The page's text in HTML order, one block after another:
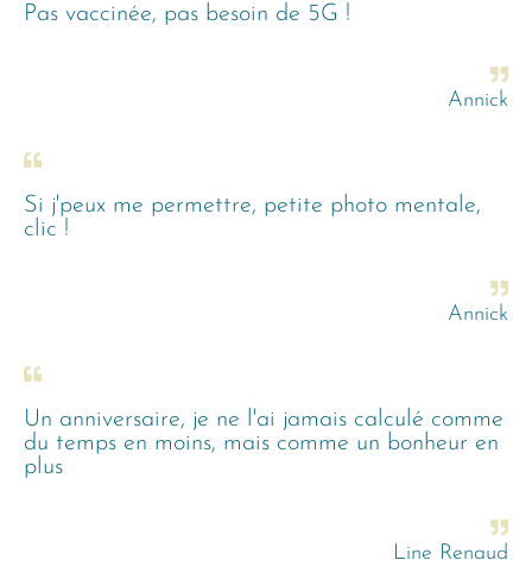
Pas vaccinée, pas besoin de 5G !
Annick
Si j'peux me permettre, petite photo mentale,
clic !
Annick
Un anniversaire, je ne l'ai jamais calculé comme
du temps en moins, mais comme un bonheur en
plus
Line Renaud